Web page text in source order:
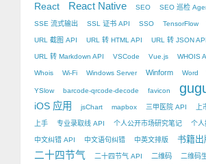
React React Native SEO SEO 巡检
SSE 流式输出 SSL 证书 API SSO TensorFlow
URL 截图 API URL 转 HTML API URL 转 JSON API
URL 转 Markdown API VSCode Vue.js WHOIS
Whois Wi-Fi Windows Server Winform Word
YSlow barcode-qrcode-decode favicon
iOS 应用 jsChart mapbox 三甲医院 API
上手 专业录取线 API 个人公开市场研究笔记 个人
中文纠错 API 中文语句纠错 中英文排版 书籍出
二十四节气 二十四节气 API 二维码 二维码